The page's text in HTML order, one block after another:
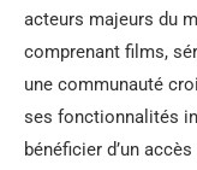
acteurs majeurs du
comprenant films,
une communauté
ses fonctionnalités
bénéficier d’un